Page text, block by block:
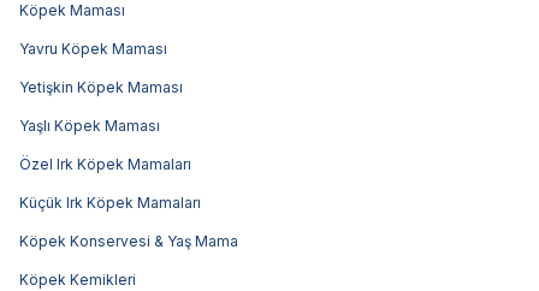
Köpek Maması
Yavru Köpek Maması
Yetişkin Köpek Maması
Yaşlı Köpek Maması
Özel Irk Köpek Mamaları
Küçük Irk Köpek Mamaları
Köpek Konservesi & Yaş Mama
Köpek Kemikleri